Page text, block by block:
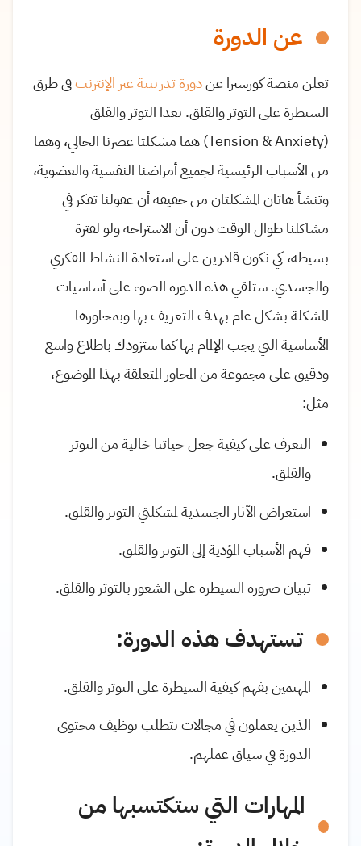
عن الدورة
تعلن منصة كورسيرا عندورة تدريبية عبر الإنترنتفي طرق
السيطرة على التوتر والقلق. يعدا التوتر والقلق
(Tension & Anxiety) هما مشكلتا عصرنا الحالي، وهما
من الأسباب الرئيسية لجميع أمراضنا النفسية والعضوية،
وتنشأ هاتان المشكلتان من حقيقة أن عقولنا تفكر في
مشاكلنا طوال الوقت دون أن الاستراحة ولو لفترة
بسيطة، كي نكون قادرين على استعادة النشاط الفكري
والجسدي. ستلقي هذه الدورة الضوء على أساسيات
المشكلة بشكل عام بهدف التعريف بها وبمحاورها
الأساسية التي يجب الإلمام بها كما ستزودك باطلاع واسع
ودقيق على مجموعة من المحاور المتعلقة بهذا الموضوع،
مثل:
التعرف على كيفية جعل حياتنا خالية من التوتر
والقلق.
استعراض الآثار الجسدية لمشكلتي التوتر والقلق.
فهم الأسباب المؤدية إلى التوتر والقلق.
تبيان ضرورة السيطرة على الشعور بالتوتر والقلق.
تستهدف هذه الدورة:
المهتمين بفهم كيفية السيطرة على التوتر والقلق.
الذين يعملون في مجالات تتطلب توظيف محتوى
الدورة في سياق عملهم.
المهارات التي ستكتسبها من